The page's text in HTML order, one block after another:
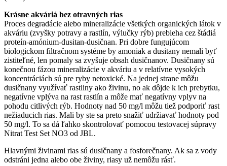
Krásne akváriá bez otravných rias
Proces degradácie alebo mineralizácie všetkých organických látok v
akváriu (zvyšky potravy a rastlín, výlučky rýb) prebieha cez štádiá
proteín-amónium-dusitan-dusičnan. Pri dobre fungujúcom
biologickom filtračnom systéme by amoniak a dusitany nemali byť
zistiteľné, len pomaly sa zvyšuje obsah dusičnanov. Dusičnany sú
konečnou fázou mineralizácie v akváriu a v relatívne vysokých
koncentráciách sú pre ryby netoxické. Na jednej strane môžu
dusičnany využívať rastliny ako živinu, no ak dôjde k ich prebytku,
negatívne vplýva na rast rastlín a môže mať negatívny vplyv na
pohodu citlivých rýb. Hodnoty nad 50 mg/l môžu tiež podporiť rast
nežiaducich rias. Mali by ste sa preto snažiť udržiavať hodnoty pod
50 mg/l. To sa dá ľahko skontrolovať pomocou testovacej súpravy
Nitrat Test Set NO3 od JBL.
Hlavnými živinami rias sú dusičnany a fosforečnany. Ak sa z vody
odstráni jedna alebo obe živiny, riasy už nemôžu rásť.